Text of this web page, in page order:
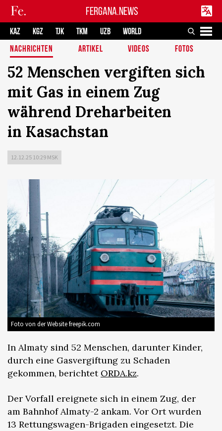
FERGANA.NEWS
KAZ KGZ TJK TKM UZB
WORLD
NACHRICHTEN
ARTIKEL VIDEOS FOTOS
52 Menschen vergiften sich
mit Gas in einem Zug
während Dreharbeiten
in Kasachstan
12.12.25 10:29 MSK
Foto von der Website freepik.com
In Almaty sind 52 Menschen, darunter Kinder,
durch eine Gasvergiftung zu Schaden
gekommen, berichtet ORDA.kz.
Der Vorfall ereignete sich in einem Zug, der
am Bahnhof Almaty-2 ankam. Vor Ort wurden
13 Rettungswagen-Brigaden eingesetzt. Die